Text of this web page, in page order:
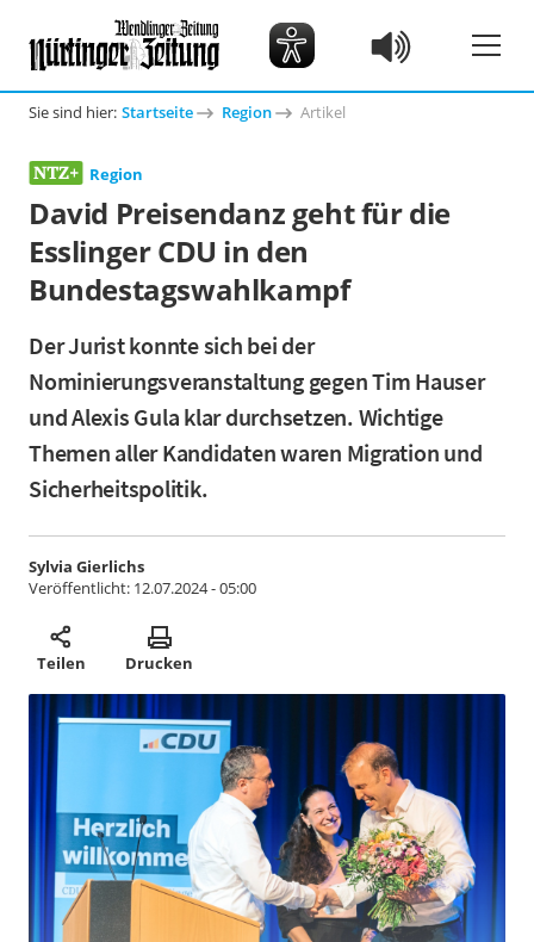
Sie sind hier: Startseite Region Artikel
Region
David Preisendanz geht für die
Esslinger CDU in den
Bundestagswahlkampf
Der Jurist konnte sich bei der
Nominierungsveranstaltung gegen Tim Hauser
und Alexis Gula klar durchsetzen. Wichtige
Themen aller Kandidaten waren Migration und
Sicherheitspolitik.
Sylvia Gierlichs
Veröffentlicht: 12.07.2024 - 05:00
Teilen Drucken